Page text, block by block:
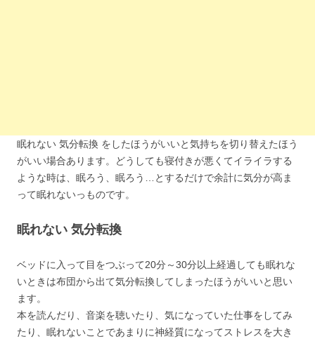
眠れない 気分転換 をしたほうがいいと気持ちを切り替えたほう
がいい場合あります。どうしても寝付きが悪くてイライラする
ような時は、眠ろう、眠ろう…とするだけで余計に気分が高ま
って眠れないっものです。
眠れない 気分転換
ベッドに入って目をつぶって20分～30分以上経過しても眠れな
いときは布団から出て気分転換してしまったほうがいいと思い
ます。
本を読んだり、音楽を聴いたり、気になっていた仕事をしてみ
たり、眠れないことであまりに神経質になってストレスを大き